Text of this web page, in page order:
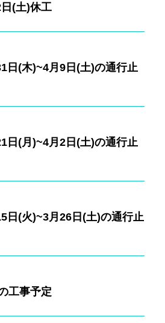
(土)休工
日(木)~4月9日(土)の通行止
日(月)~4月2日(土)の通行止
日(火)~3月26日(土)の通行止
工事予定